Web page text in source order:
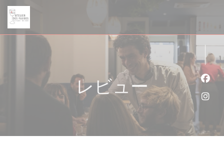
クッキー利用の管理について
レビュー